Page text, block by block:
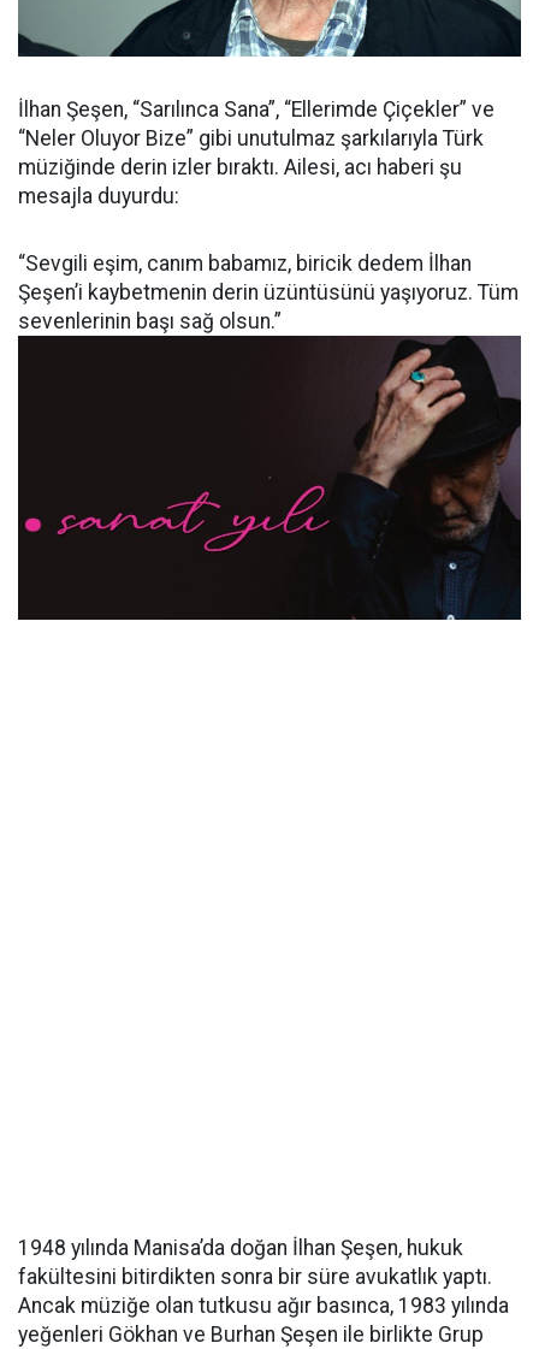
İlhan Şeşen, “Sarılınca Sana”, “Ellerimde Çiçekler” ve
“Neler Oluyor Bize” gibi unutulmaz şarkılarıyla Türk
müziğinde derin izler bıraktı. Ailesi, acı haberi şu
mesajla duyurdu:
“Sevgili eşim, canım babamız, biricik dedem İlhan
Şeşen’i kaybetmenin derin üzüntüsünü yaşıyoruz. Tüm
sevenlerinin başı sağ olsun.”
1948 yılında Manisa’da doğan İlhan Şeşen, hukuk
fakültesini bitirdikten sonra bir süre avukatlık yaptı.
Ancak müziğe olan tutkusu ağır basınca, 1983 yılında
yeğenleri Gökhan ve Burhan Şeşen ile birlikte Grup